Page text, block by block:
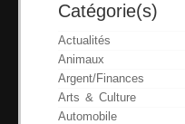
Catégorie(s)
Actualités
Animaux
Argent/Finances
Arts & Culture
Automobile